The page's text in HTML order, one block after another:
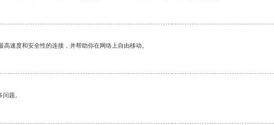
速度和安全性的连接，并帮助你在网络上自由移动。
题。